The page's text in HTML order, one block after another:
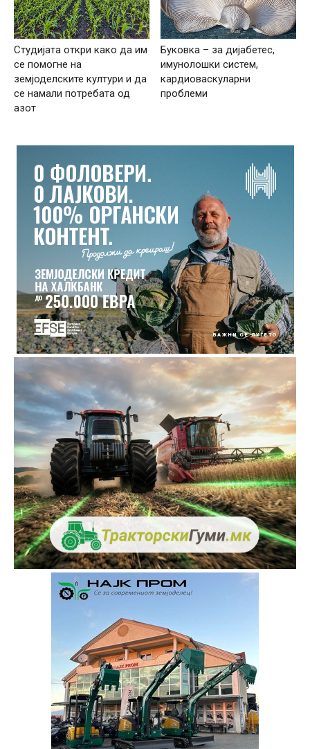
Студијата откри како да им
се помогне на
земјоделските култури и да
се намали потребата од
азот
Буковка – за дијабетес,
имунолошки систем,
кардиоваскуларни
проблеми